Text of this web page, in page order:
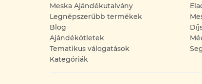
Meska Ajándékutalvány
Legnépszerűbb termékek
Blog
Ajándékötletek
Tematikus válogatások
Kategóriák